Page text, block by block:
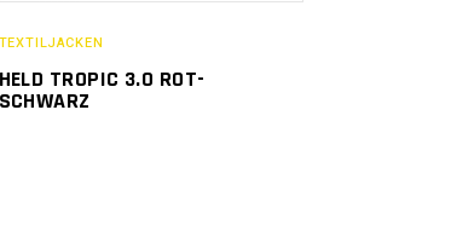
TEXTILJACKEN
HELD TROPIC 3.0 ROT-
SCHWARZ